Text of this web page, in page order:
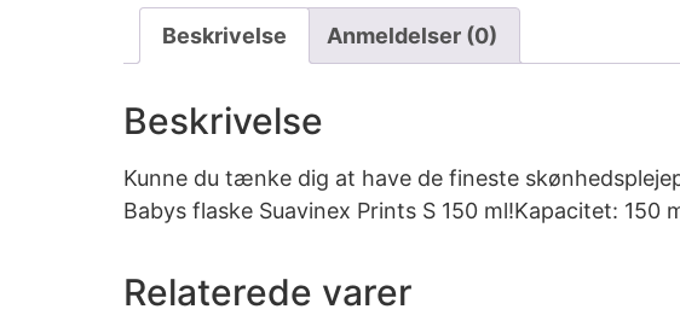
Beskrivelse Anmeldelser (0)
Beskrivelse
Kunne du tænke dig at have de fineste
Babys flaske Suavinex Prints S 150 ml!Kapacitet:
Relaterede varer